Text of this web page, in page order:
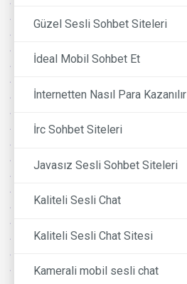
Güzel Sesli Sohbet Siteleri
İdeal Mobil Sohbet Et
İnternetten Nasıl Para Kazanılır
İrc Sohbet Siteleri
Javasız Sesli Sohbet Siteleri
Kaliteli Sesli Chat
Kaliteli Sesli Chat Sitesi
Kamerali mobil sesli chat